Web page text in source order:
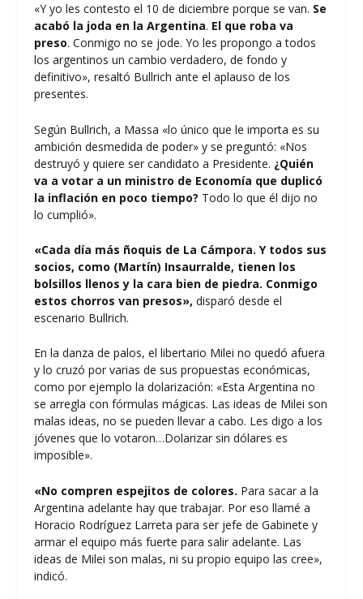
«Y yo les contesto el 10 de diciembre porque se van. Se
acabó la joda en la Argentina. El que roba va
preso. Conmigo no se jode. Yo les propongo a todos
los argentinos un cambio verdadero, de fondo y
definitivo», resaltó Bullrich ante el aplauso de los
presentes.
Según Bullrich, a Massa «lo único que le importa es su
ambición desmedida de poder» y se preguntó: «Nos
destruyó y quiere ser candidato a Presidente. ¿Quién
va a votar a un ministro de Economía que duplicó
la inflación en poco tiempo? Todo lo que él dijo no
lo cumplió».
«Cada día más ñoquis de La Cámpora. Y todos sus
socios, como (Martín) Insaurralde, tienen los
bolsillos llenos y la cara bien de piedra. Conmigo
estos chorros van presos», disparó desde el
escenario Bullrich.
En la danza de palos, el libertario Milei no quedó afuera
y lo cruzó por varias de sus propuestas económicas,
como por ejemplo la dolarización: «Esta Argentina no
se arregla con fórmulas mágicas. Las ideas de Milei son
malas ideas, no se pueden llevar a cabo. Les digo a los
jóvenes que lo votaron…Dolarizar sin dólares es
imposible».
«No compren espejitos de colores. Para sacar a la
Argentina adelante hay que trabajar. Por eso llamé a
Horacio Rodríguez Larreta para ser jefe de Gabinete y
armar el equipo más fuerte para salir adelante. Las
ideas de Milei son malas, ni su propio equipo las cree»,
indicó.